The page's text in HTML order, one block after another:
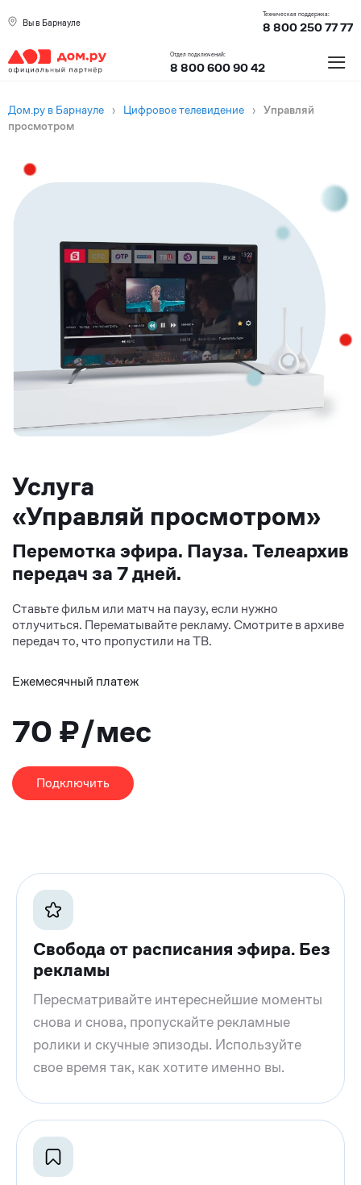
Вы в Барнауле
Техническая поддержка:
8 800 250 77 77
Отдел подключений:
8 800 600 90 42 ≡
Дом.ру в Барнауле › Цифровое телевидение › Управляй
просмотром
Услуга
«Управляй просмотром»
Перемотка эфира. Пауза. Телеархив
передач за 7 дней.
Ставьте фильм или матч на паузу, если нужно
отлучиться. Перематывайте рекламу. Смотрите в архиве
передач то, что пропустили на ТВ.
Ежемесячный платеж
70 ₽/мес
Подключить
Свобода от расписания эфира. Без
рекламы
Пересматривайте интереснейшие моменты
снова и снова, пропускайте рекламные
ролики и скучные эпизоды. Используйте
свое время так, как хотите именно вы.